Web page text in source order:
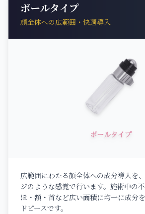
ボールタイプ
顔全体への広範囲・快適導入
広範囲にわたる顔全体への成分導入を
ジのような感覚で行います。施術中の
ほ・額・首など広い面積に均一に成分
ドピースです。